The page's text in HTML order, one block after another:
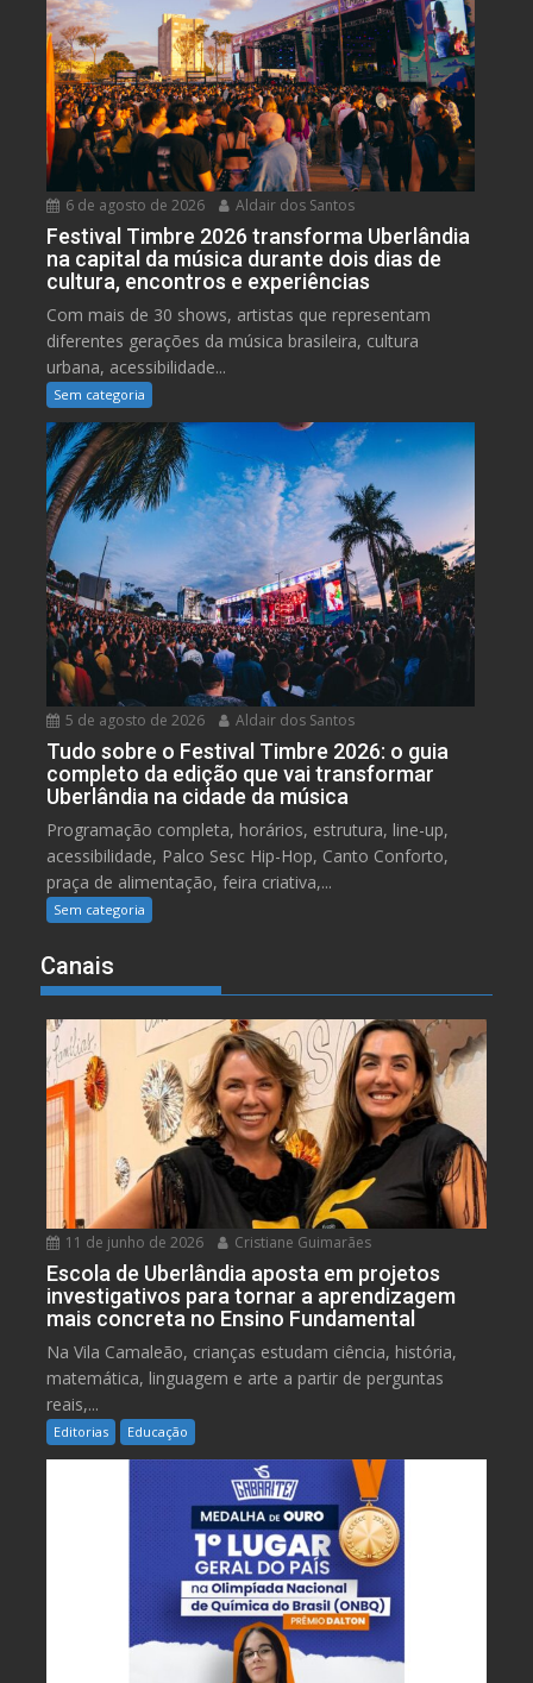
6 de agosto de 2026 Aldair dos Santos
Festival Timbre 2026 transforma Uberlândia
na capital da música durante dois dias de
cultura, encontros e experiências
Com mais de 30 shows, artistas que representam
diferentes gerações da música brasileira, cultura
urbana, acessibilidade...
Sem categoria
5 de agosto de 2026 Aldair dos Santos
Tudo sobre o Festival Timbre 2026: o guia
completo da edição que vai transformar
Uberlândia na cidade da música
Programação completa, horários, estrutura, line-up,
acessibilidade, Palco Sesc Hip-Hop, Canto Conforto,
praça de alimentação, feira criativa,...
Sem categoria
Canais
11 de junho de 2026 Cristiane Guimarães
Escola de Uberlândia aposta em projetos
investigativos para tornar a aprendizagem
mais concreta no Ensino Fundamental
Na Vila Camaleão, crianças estudam ciência, história,
matemática, linguagem e arte a partir de perguntas
reais,...
Editorias Educação